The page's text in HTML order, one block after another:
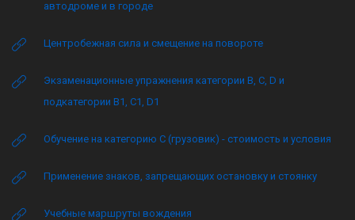
автодроме и в городе
Центробежная сила и смещение на повороте
Экзаменационные упражнения категории B, C, D и
подкатегории B1, C1, D1
Обучение на категорию C (грузовик) - стоимость и условия
Применение знаков, запрещающих остановку и стоянку
Учебные маршруты вождения